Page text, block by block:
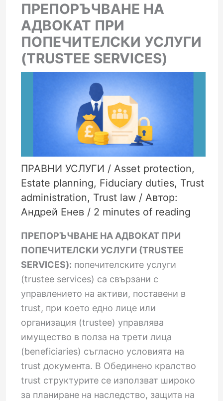
ПРЕПОРЪЧВАНЕ НА
АДВОКАТ ПРИ
ПОПЕЧИТЕЛСКИ УСЛУГИ
(TRUSTEE SERVICES)
ПРАВНИ УСЛУГИ / Asset protection,
Estate planning, Fiduciary duties, Trust
administration, Trust law/ Автор:
Андрей Енев / 2 minutes of reading
ПРЕПОРЪЧВАНЕ НА АДВОКАТ ПРИ
ПОПЕЧИТЕЛСКИ УСЛУГИ (TRUSTEE
SERVICES): попечителските услуги
(trustee services) са свързани с
управлението на активи, поставени в
trust, при което едно лице или
организация (trustee) управлява
имущество в полза на трети лица
(beneficiaries) съгласно условията на
trust документа. В Обединено кралство
trust структурите се използват широко
за планиране на наследство, защита на